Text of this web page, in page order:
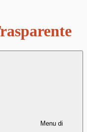
Menu di